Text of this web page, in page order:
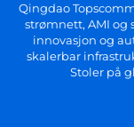
Qingdao
strømnett, AMI og
innovasjon og
skalerbar
Stoler på